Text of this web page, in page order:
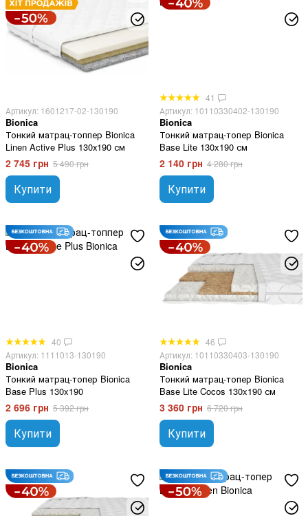
Артикул: 1601217-02-130190
Bionica
Тонкий матрац-топпер Bionica
Linen Active Plus 130х190 см
2 745 грн 5 490 грн
Купити
41
Артикул: 10110330402-130190
Bionica
Тонкий матрац-топер Bionica
Base Lite 130x190 см
2 140 грн 4 280 грн
Купити
40
Артикул: 1111013-130190
Bionica
Тонкий матрац-топер Bionica
Base Plus 130x190
2 696 грн 5 392 грн
Купити
46
Артикул: 10110330403-130190
Bionica
Тонкий матрац-топер Bionica
Base Lite Cocos 130x190 см
3 360 грн 6 720 грн
Купити